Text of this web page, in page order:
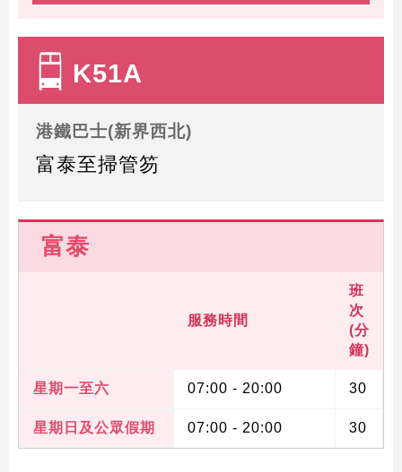
K51A
港鐵巴士(新界西北)
富泰至掃管笏
富泰
服務時間
班
次
(分
鐘)
星期一至六 07:00 - 20:00 30
星期日及公眾假期 07:00 - 20:00 30